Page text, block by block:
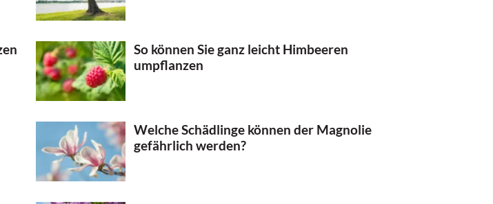
So können Sie ganz leicht Himbeeren
umpflanzen
Welche Schädlinge können der Magnolie
gefährlich werden?